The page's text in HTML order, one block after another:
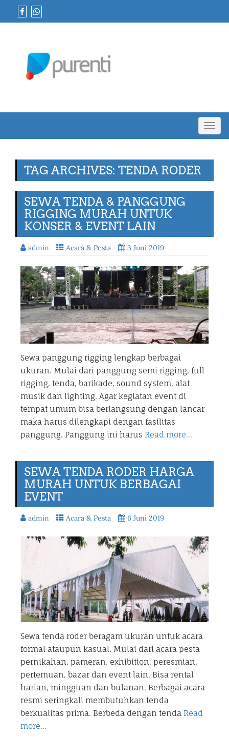
TAG ARCHIVES: TENDA RODER
SEWA TENDA & PANGGUNG
RIGGING MURAH UNTUK
KONSER & EVENT LAIN
admin Acara & Pesta 3 Juni 2019
Sewa panggung rigging lengkap berbagai
ukuran. Mulai dari panggung semi rigging, full
rigging, tenda, barikade, sound system, alat
musik dan lighting. Agar kegiatan event di
tempat umum bisa berlangsung dengan lancar
maka harus dilengkapi dengan fasilitas
panggung. Panggung ini harus Read more…
SEWA TENDA RODER HARGA
MURAH UNTUK BERBAGAI
EVENT
admin Acara & Pesta 6 Juni 2019
Sewa tenda roder beragam ukuran untuk acara
formal ataupun kasual. Mulai dari acara pesta
pernikahan, pameran, exhibition, peresmian,
pertemuan, bazar dan event lain. Bisa rental
harian, mingguan dan bulanan. Berbagai acara
resmi seringkali membutuhkan tenda
berkualitas prima. Berbeda dengan tenda Read
more…